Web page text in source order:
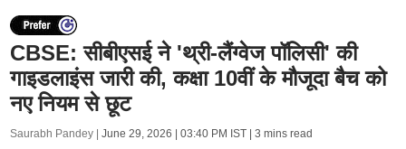
CBSE: सीबीएसई ने 'थ्री-लैंग्वेज पॉलिसी' की
गाइडलाइंस जारी की, कक्षा 10वीं के मौजूदा बैच को
नए नियम से छूट
Saurabh Pandey | June 29, 2026 | 03:40 PM IST| 3 mins read